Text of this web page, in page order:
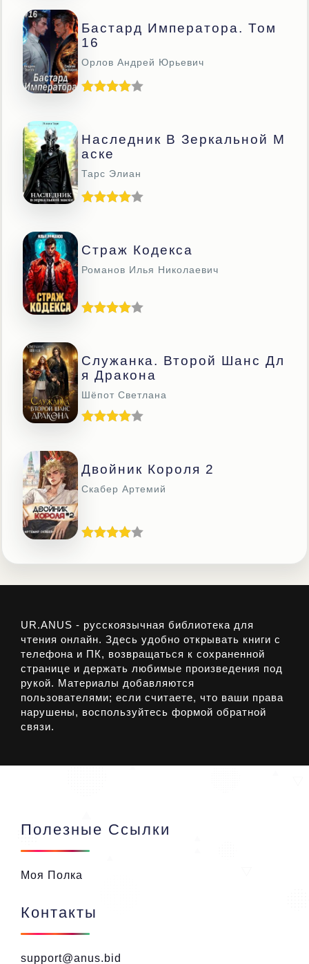
Бастард Императора. Том
16
Орлов Андрей Юрьевич
Наследник В Зеркальной М
Аске
Тарс Элиан
Страж Кодекса
Романов Илья Николаевич
Служанка. Второй Шанс Дл
Я Дракона
Шёпот Светлана
Двойник Короля 2
Скабер Артемий
UR.ANUS - русскоязычная библиотека для
чтения онлайн. Здесь удобно открывать книги с
телефона и ПК, возвращаться к сохраненной
странице и держать любимые произведения под
рукой. Материалы добавляются
пользователями; если считаете, что ваши права
нарушены, воспользуйтесь формой обратной
связи.
Полезные Ссылки
Моя Полка
Контакты
support@anus.bid